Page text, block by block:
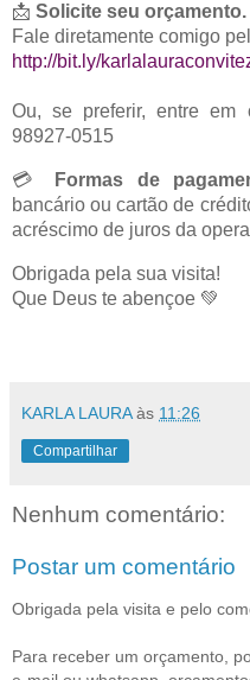
📩 Solicite seu orçamento.
Fale diretamente comigo
http://bit.ly/
Ou, se preferir, entre em
98927-0515
💳 Formas de
bancário ou cartão de
acréscimo de juros da
Obrigada pela sua visita!
Que Deus te abençoe 💚
KARLA LAURA às 11:26
Compartilhar
Nenhum comentário:
Postar um comentário
Obrigada pela visita e pelo
Para receber um orçamento,